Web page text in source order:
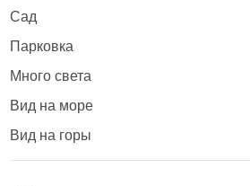
Сад
Парковка
Много света
Вид на море
Вид на горы